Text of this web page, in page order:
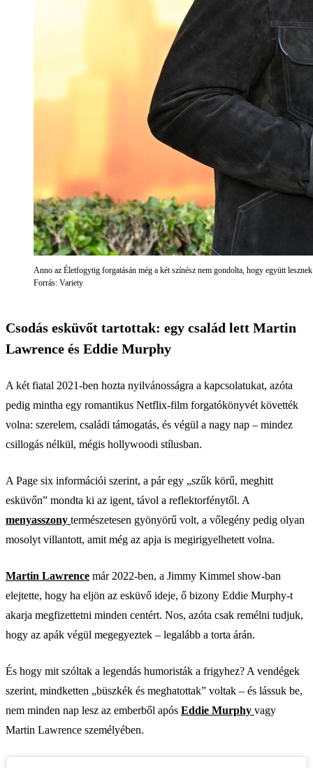
Anno az Életfogytig forgatásán még a két színész nem gondolta, hogy együtt
Forrás: Variety
Csodás esküvőt tartottak: egy család lett Martin
Lawrence és Eddie Murphy
A két fiatal 2021-ben hozta nyilvánosságra a kapcsolatukat, azóta
pedig mintha egy romantikus Netflix-film forgatókönyvét követték
volna: szerelem, családi támogatás, és végül a nagy nap – mindez
csillogás nélkül, mégis hollywoodi stílusban.
A Page six információi szerint, a pár egy „szűk körű, meghitt
esküvőn” mondta ki az igent, távol a reflektorfénytől. A
menyasszony természetesen gyönyörű volt, a vőlegény pedig olyan
mosolyt villantott, amit még az apja is megirigyelhetett volna.
Martin Lawrence már 2022-ben, a Jimmy Kimmel show-ban
elejtette, hogy ha eljön az esküvő ideje, ő bizony Eddie Murphy-t
akarja megfizettetni minden centért. Nos, azóta csak remélni tudjuk,
hogy az apák végül megegyeztek – legalább a torta árán.
És hogy mit szóltak a legendás humoristák a frigyhez? A vendégek
szerint, mindketten „büszkék és meghatottak” voltak – és lássuk be,
nem minden nap lesz az emberből após Eddie Murphy vagy
Martin Lawrence személyében.